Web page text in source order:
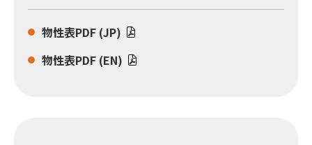
物性表PDF (JP)
物性表PDF (EN)